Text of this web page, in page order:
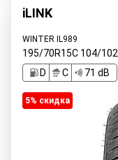
iLINK
WINTER IL989
195/70R15C 104/102
D
C 71 dB
5% cкидка